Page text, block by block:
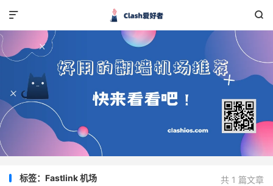


共 1 篇文章
标签：Fastlink 机场